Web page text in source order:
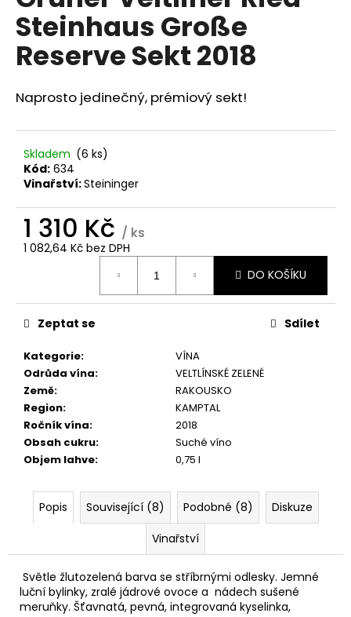
0,0
z
5
hvězdiček.
Steinhaus Große
Reserve Sekt 2018
Naprosto jedinečný, prémiový sekt!
Skladem (6 ks)
Kód: 634
Vinařství:Steininger
1 310 Kč / ks
1 082,64 Kč bez DPH
DO KOŠÍKU
Kategorie:
VÍNA
Odrůda vína:
VELTLÍNSKÉ ZELENÉ
Země:
RAKOUSKO
Region:
KAMPTAL
Ročník vína:
2018
Obsah cukru:
Suché víno
Objem lahve: 0,75 l
Zeptat se Sdílet
Popis Související (8) Podobné (8)
Diskuze
Vinařství
Světle žlutozelená barva se stříbrnými odlesky. Jemné
luční bylinky, zralé jádrové ovoce a nádech sušené
meruňky. Šťavnatá, pevná, integrovaná kyselinka,
a
j
í
?
D
o
č
u
e
m
e
VELTLINER
ZÖBING
KAMPTAL
2025
360
Kč